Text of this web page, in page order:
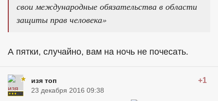
свои международные обязательства в области
защиты прав человека»
А пятки, случайно, вам на ночь не почесать.
изя топ +1
23 декабря 2016 09:38